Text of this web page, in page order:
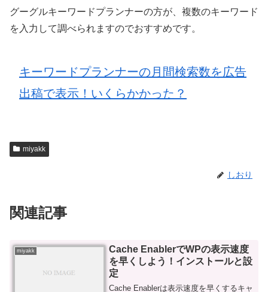
グーグルキーワードプランナーの方が、複数のキーワード
を入力して調べられますのでおすすめです。
キーワードプランナーの月間検索数を広告
出稿で表示！いくらかかった？
miyakk
しおり
関連記事
miyakk
Cache EnablerでWPの表示速度
を早くしよう！インストールと設
定
Cache Enablerは表示速度を早くするキャ